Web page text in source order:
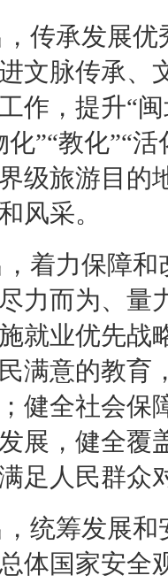
传承发展
文脉传承、
作，提升“
化”“教化”“
级旅游目的
风采。
着力保障
力而为、量
就业优先战
满意的教育
健全社会保
展，健全覆
足人民群众
统筹发展
体国家安全